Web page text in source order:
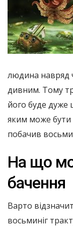
людина навряд
дивним. Тому
його буде дуже
яким може бути
побачив
На що
бачення
Варто
восьминіг